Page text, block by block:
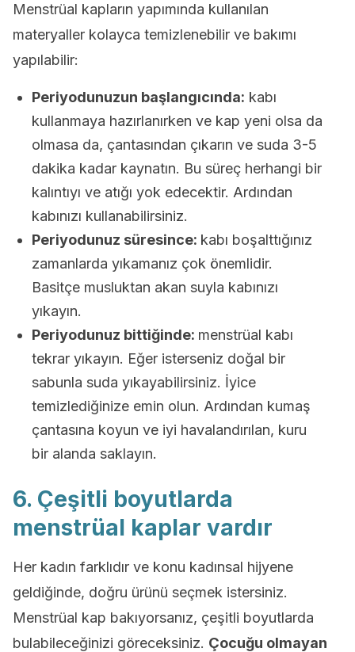
Menstrüal kapların yapımında kullanılan
materyaller kolayca temizlenebilir ve bakımı
yapılabilir:
Periyodunuzun başlangıcında: kabı
kullanmaya hazırlanırken ve kap yeni olsa da
olmasa da, çantasından çıkarın ve suda 3-5
dakika kadar kaynatın. Bu süreç herhangi bir
kalıntıyı ve atığı yok edecektir. Ardından
kabınızı kullanabilirsiniz.
Periyodunuz süresince: kabı boşalttığınız
zamanlarda yıkamanız çok önemlidir.
Basitçe musluktan akan suyla kabınızı
yıkayın.
Periyodunuz bittiğinde: menstrüal kabı
tekrar yıkayın. Eğer isterseniz doğal bir
sabunla suda yıkayabilirsiniz. İyice
temizlediğinize emin olun. Ardından kumaş
çantasına koyun ve iyi havalandırılan, kuru
bir alanda saklayın.
6. Çeşitli boyutlarda
menstrüal kaplar vardır
Her kadın farklıdır ve konu kadınsal hijyene
geldiğinde, doğru ürünü seçmek istersiniz.
Menstrüal kap bakıyorsanız, çeşitli boyutlarda
bulabileceğinizi göreceksiniz. Çocuğu olmayan